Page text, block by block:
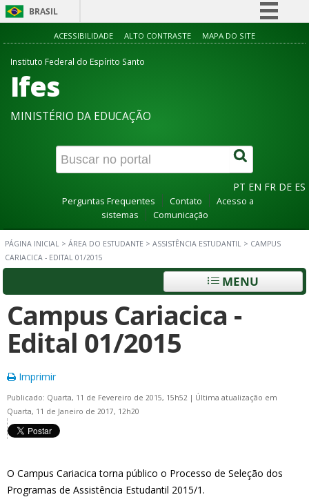
BRASIL
Simplifique!
Canais
ACESSIBILIDADE ALTO CONTRASTE MAPA DO SITE
Instituto Federal do Espírito Santo
Ifes
MINISTÉRIO DA EDUCAÇÃO
PT EN FR DE ES
Perguntas Frequentes Contato
Acesso a
sistemas
Comunicação
PÁGINA INICIAL > ÁREA DO ESTUDANTE > ASSISTÊNCIA ESTUDANTIL > CAMPUS
CARIACICA - EDITAL 01/2015
MENU
Campus Cariacica -
Edital 01/2015
Imprimir
Publicado: Quarta, 11 de Fevereiro de 2015, 15h52 | Última atualização em
Quarta, 11 de Janeiro de 2017, 12h20
O Campus Cariacica torna público o Processo de Seleção dos
Programas de Assistência Estudantil 2015/1.